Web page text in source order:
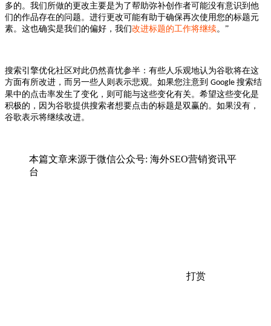
多的。我们所做的更改主要是为了帮助弥补创作者可能没有意识到他
们的作品存在的问题。进行更改可能有助于确保再次使用您的标题元
素。这也确实是我们的偏好，我们改进标题的工作将继续。”
搜索引擎优化社区对此仍然喜忧参半：有些人乐观地认为谷歌将在这
方面有所改进，而另一些人则表示悲观。如果您注意到 Google 搜索结
果中的点击率发生了变化，则可能与这些变化有关。希望这些变化是
积极的，因为谷歌提供搜索者想要点击的标题是双赢的。如果没有，
谷歌表示将继续改进。
本篇文章来源于微信公众号: 海外SEO营销资讯平
台
打赏